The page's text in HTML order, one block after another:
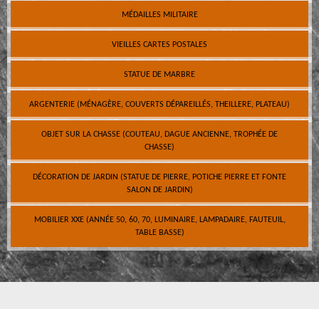
MÉDAILLES MILITAIRE
VIEILLES CARTES POSTALES
STATUE DE MARBRE
ARGENTERIE (MÉNAGÈRE, COUVERTS DÉPAREILLÉS, THEILLERE, PLATEAU)
OBJET SUR LA CHASSE (COUTEAU, DAGUE ANCIENNE, TROPHÉE DE
CHASSE)
DÉCORATION DE JARDIN (STATUE DE PIERRE, POTICHE PIERRE ET FONTE
SALON DE JARDIN)
MOBILIER XXE (ANNÉE 50, 60, 70, LUMINAIRE, LAMPADAIRE, FAUTEUIL,
TABLE BASSE)